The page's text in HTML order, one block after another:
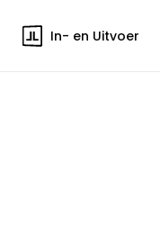
In- en Uitvoer